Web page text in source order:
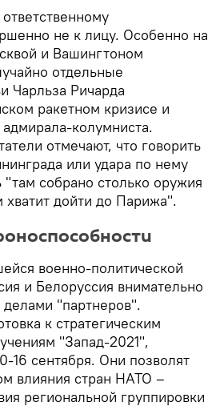
не к лицу. Особенно на
и Вашингтоном
отдельные
Чарльза Ричарда
ракетном кризисе и
колумниста.
отмечают, что говорить
или удара по нему
собрано столько оружия
хватит дойти до Парижа".
военно-политической
и Белоруссия внимательно
"партнеров".
к стратегическим
"Запад-2021",
16 сентября. Они позволят
влияния стран НАТО –
региональной группировки